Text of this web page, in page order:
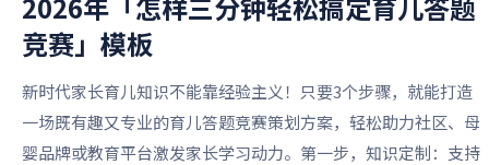
竞赛」 模板
新时代家长育儿知识不能靠经验主义！只要3个步骤，就能打造
一场既有趣又专业的育儿答题竞赛策划方案，轻松助力社区、母
婴品牌或教育平台激发家长学习动力。第一步，知识定制：支持